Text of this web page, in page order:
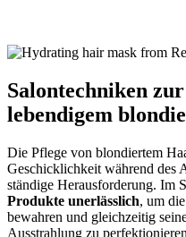
Salontechniken
lebendigem
Die Pflege von blondiertem
Geschicklichkeit während des
ständige Herausforderung. Im
Produkte unerlässlich, um
bewahren und gleichzeitig
Ausstrahlung zu